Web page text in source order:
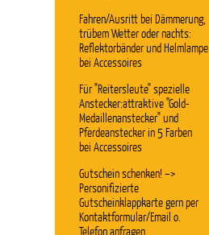
Fahren/Ausritt bei Dämmerung,
trübem Wetter oder nachts:
Reflektorbänder und Helmlampe
bei Accessoires
Für "Reitersleute" spezielle
Anstecker:attraktive "Gold-
Medaillenanstecker" und
Pferdeanstecker in 5 Farben
bei Accessoires
Gutschein schenken! –>
Personifizierte
Gutscheinklappkarte gern per
Kontaktformular/Email o.
Telefon anfragen